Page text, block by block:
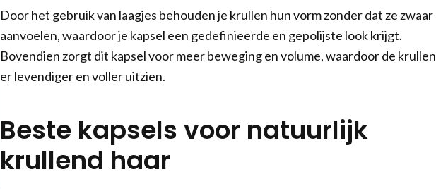
Door het gebruik van laagjes behouden je krullen hun vorm zonder dat ze zwaar
aanvoelen, waardoor je kapsel een gedefinieerde en gepolijste look krijgt.
Bovendien zorgt dit kapsel voor meer beweging en volume, waardoor de krullen
er levendiger en voller uitzien.
Beste kapsels voor natuurlijk
krullend haar